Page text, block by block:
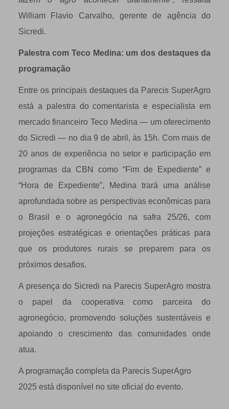
William Flavio Carvalho, gerente de agência do
Sicredi.
Palestra com Teco Medina: um dos destaques da
programação
Entre os principais destaques da Parecis SuperAgro
está a palestra do comentarista e especialista em
mercado financeiro Teco Medina — um oferecimento
do Sicredi — no dia 9 de abril, às 15h. Com mais de
20 anos de experiência no setor e participação em
programas da CBN como “Fim de Expediente” e
“Hora de Expediente”, Medina trará uma análise
aprofundada sobre as perspectivas econômicas para
o Brasil e o agronegócio na safra 25/26, com
projeções estratégicas e orientações práticas para
que os produtores rurais se preparem para os
próximos desafios.
A presença do Sicredi na Parecis SuperAgro mostra
o papel da cooperativa como parceira do
agronegócio, promovendo soluções sustentáveis e
apoiando o crescimento das comunidades onde
atua.
A programação completa da Parecis SuperAgro
2025 está disponível no site oficial do evento.